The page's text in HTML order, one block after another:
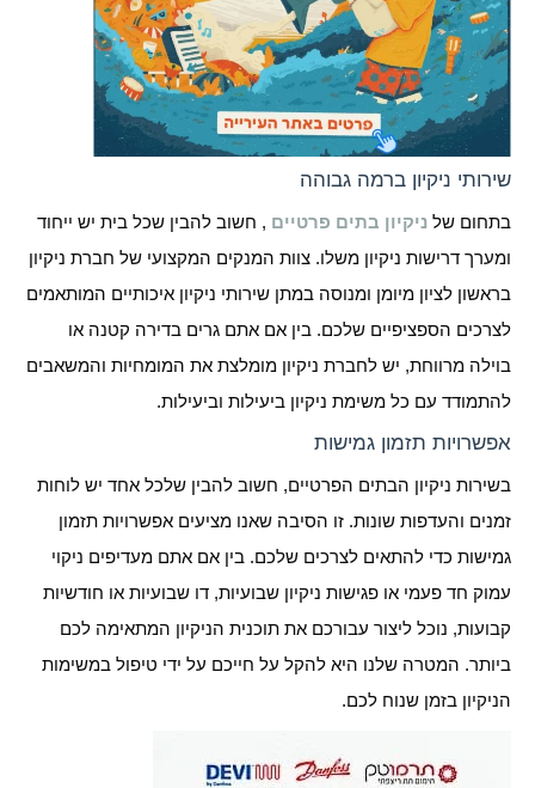
שירותי ניקיון ברמה גבוהה
בתחום של ניקיון בתים פרטיים , חשוב להבין שכל בית יש ייחוד
ומערך דרישות ניקיון משלו. צוות המנקים המקצועי של חברת ניקיון
בראשון לציון מיומן ומנוסה במתן שירותי ניקיון איכותיים המותאמים
לצרכים הספציפיים שלכם. בין אם אתם גרים בדירה קטנה או
בוילה מרווחת, יש לחברת ניקיון מומלצת את המומחיות והמשאבים
להתמודד עם כל משימת ניקיון ביעילות וביעילות.
אפשרויות תזמון גמישות
בשירות ניקיון הבתים הפרטיים, חשוב להבין שלכל אחד יש לוחות
זמנים והעדפות שונות. זו הסיבה שאנו מציעים אפשרויות תזמון
גמישות כדי להתאים לצרכים שלכם. בין אם אתם מעדיפים ניקוי
עמוק חד פעמי או פגישות ניקיון שבועיות, דו שבועיות או חודשיות
קבועות, נוכל ליצור עבורכם את תוכנית הניקיון המתאימה לכם
ביותר. המטרה שלנו היא להקל על חייכם על ידי טיפול במשימות
הניקיון בזמן שנוח לכם.